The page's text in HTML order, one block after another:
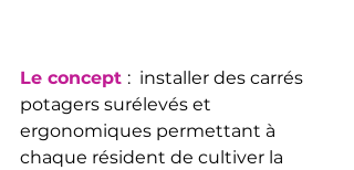
Le concept : installer des carrés
potagers surélevés et
ergonomiques permettant à
chaque résident de cultiver la